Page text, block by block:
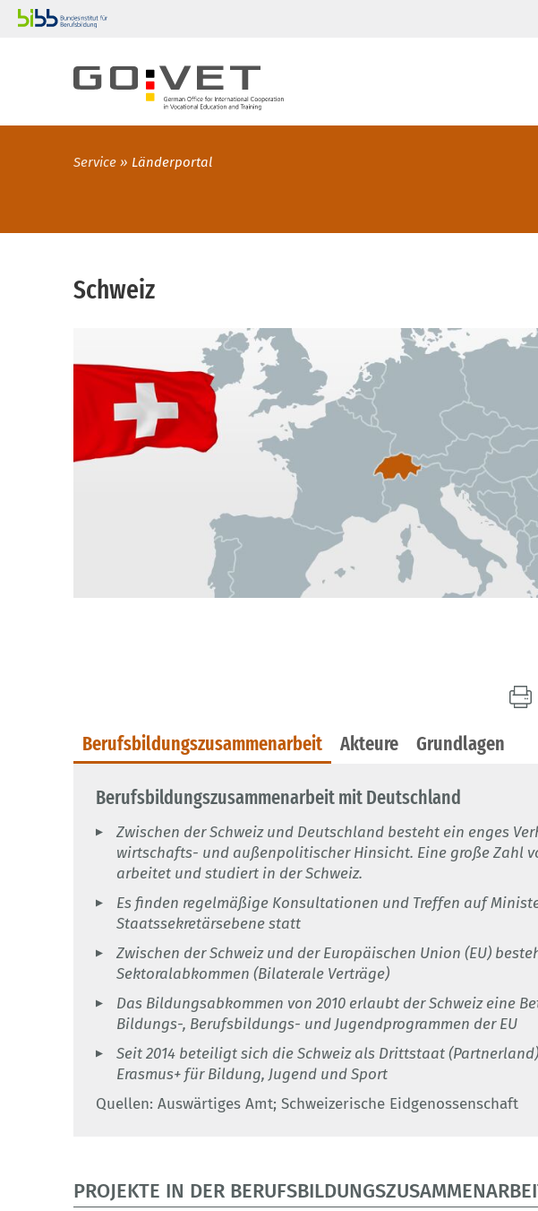
Service Länderportal
Schweiz
Berufsbildungszusammenarbeit Akteure Grundlagen
Berufsbildungszusammenarbeit mit Deutschland
Zwischen der Schweiz und Deutschland besteht ein enges
wirtschafts- und außenpolitischer Hinsicht. Eine große Zahl
arbeitet und studiert in der Schweiz.
Es finden regelmäßige Konsultationen und Treffen auf
Staatssekretärsebene statt
Zwischen der Schweiz und der Europäischen Union (EU)
Sektoralabkommen (Bilaterale Verträge)
Das Bildungsabkommen von 2010 erlaubt der Schweiz eine
Bildungs-, Berufsbildungs- und Jugendprogrammen der EU
Seit 2014 beteiligt sich die Schweiz als Drittstaat
Erasmus+ für Bildung, Jugend und Sport
Quellen: Auswärtiges Amt; Schweizerische Eidgenossenschaft
PROJEKTE IN DER